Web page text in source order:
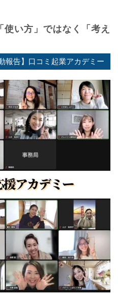
い方」ではなく「考え
報告】口コミ起業アカデミー